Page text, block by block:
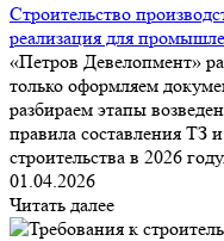
Строительство
реализация для
«Петров Девелопмент»
только оформляем
разбираем этапы
правила составления ТЗ
строительства в 2026 году.
01.04.2026
Читать далее